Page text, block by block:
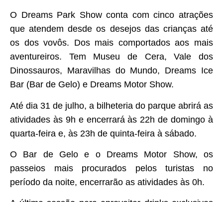
O Dreams Park Show conta com cinco atrações
que atendem desde os desejos das crianças até
os dos vovôs. Dos mais comportados aos mais
aventureiros. Tem Museu de Cera, Vale dos
Dinossauros, Maravilhas do Mundo, Dreams Ice
Bar (Bar de Gelo) e Dreams Motor Show.
Até dia 31 de julho, a bilheteria do parque abrirá as
atividades às 9h e encerrará às 22h de domingo à
quarta-feira e, às 23h de quinta-feira à sábado.
O Bar de Gelo e o Dreams Motor Show, os
passeios mais procurados pelos turistas no
período da noite, encerrarão as atividades às 0h.